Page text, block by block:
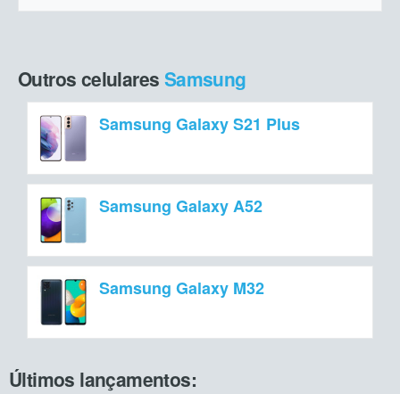
Outros celulares Samsung
Samsung Galaxy S21 Plus
Samsung Galaxy A52
Samsung Galaxy M32
Últimos lançamentos: